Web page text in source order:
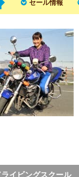
セール情報
ライビングスクー